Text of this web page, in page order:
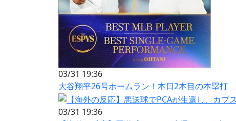
03/31 19:36
大谷翔平26号ホームラン！本日2本目の本塁打
03/31 19:36